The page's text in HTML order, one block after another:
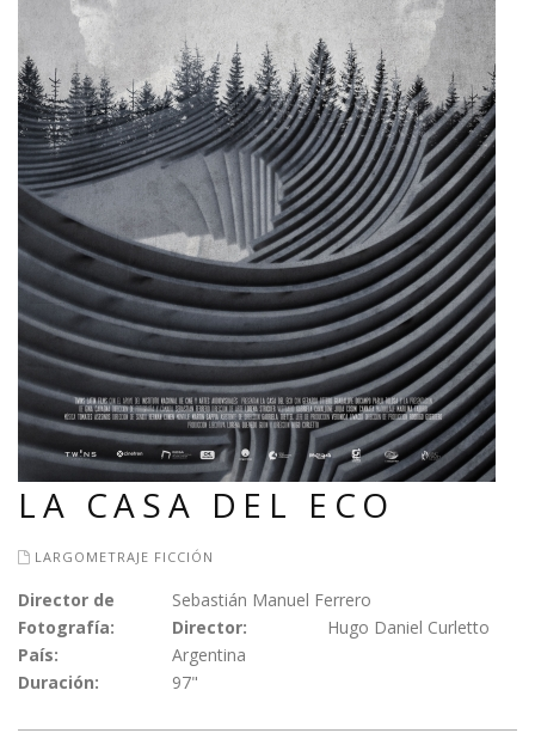
LA CASA DEL ECO
LARGOMETRAJE FICCIÓN
Director de
Fotografía:
Sebastián Manuel Ferrero
Director:
Hugo Daniel Curletto
País:
Argentina
Duración:
97"